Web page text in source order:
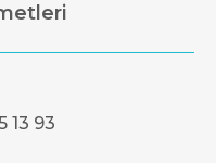
13 93